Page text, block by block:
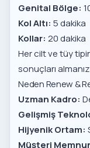
Genital Bölge:
Kol Altı: 5 dakika
Kollar: 20 dakika
Her cilt ve tüy
sonuçları
Neden Renew &
Uzman Kadro:
Gelişmiş
Hijyenik Ortam:
Müşteri